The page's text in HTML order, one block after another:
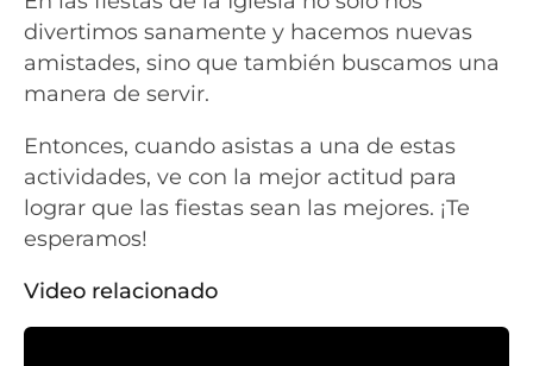
divertimos sanamente y hacemos nuevas
amistades, sino que también buscamos una
manera de servir.
Entonces, cuando asistas a una de estas
actividades, ve con la mejor actitud para
lograr que las fiestas sean las mejores. ¡Te
esperamos!
Video relacionado